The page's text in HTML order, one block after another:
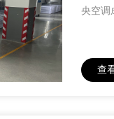
央空调
查